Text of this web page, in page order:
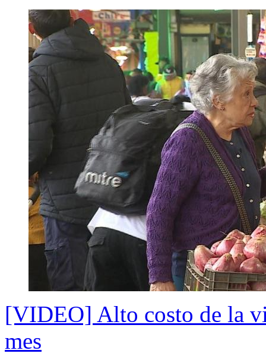
[VIDEO] Alto costo de la
mes